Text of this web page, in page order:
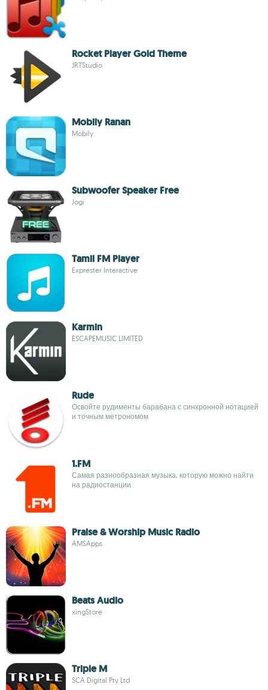
Rocket Player Gold Theme
JRTStudio
Mobily Ranan
Mobily
Subwoofer Speaker Free
Jogi
Tamil FM Player
Exprester Interactive
Karmin
ESCAPEMUSIC LIMITED
Rude
Освойте рудименты барабана с синхронной нотацией
и точным метрономом
1.FM
Самая разнообразная музыка, которую можно найти
на радиостанции
Praise & Worship Music Radio
AMSApps
Beats Audio
xingStore
Triple M
SCA Digital Pty Ltd